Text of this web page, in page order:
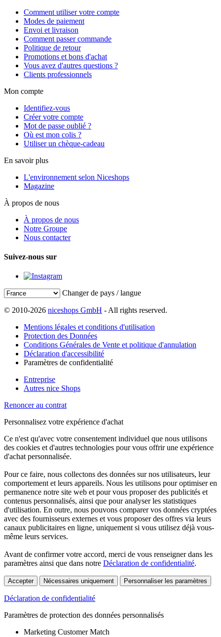
Comment utiliser votre compte
Modes de paiement
Envoi et livraison
Comment passer commande
Politique de retour
Promotions et bons d'achat
Vous avez d'autres questions ?
Clients professionnels
Mon compte
Identifiez-vous
Créer votre compte
Mot de passe oublié ?
Où est mon colis ?
Utiliser un chèque-cadeau
En savoir plus
L'environnement selon Niceshops
Magazine
À propos de nous
À propos de nous
Notre Groupe
Nous contacter
Suivez-nous sur
Changer de pays / langue
© 2010-2026 niceshops GmbH - All rights reserved.
Mentions légales et conditions d'utilisation
Protection des Données
Conditions Générales de Vente et politique d'annulation
Déclaration d'accessibilité
Paramètres de confidentialité
Entreprise
Autres nice Shops
Renoncer au contrat
Personnalisez votre expérience d'achat
Ce n'est qu'avec votre consentement individuel que nous utilisons
des cookies et d'autres technologies pour vous offrir une expérience
d'achat personnalisée.
Pour ce faire, nous collectons des données sur nos utilisateurs, leur
comportement et leurs appareils. Nous les utilisons pour optimiser en
permanence notre site web et pour vous proposer des publicités et
contenus personnalisés, ainsi que pour analyser les statistiques
d'utilisation. En outre, nous pouvons comparer vos données cryptées
avec des fournisseurs externes et vous proposer des offres via leurs
canaux publicitaires en ligne, uniquement si vous utilisez déjà vous-
même leurs services.
Avant de confirmer votre accord, merci de vous renseigner dans les
paramètres ainsi que dans notre Déclaration de confidentialité.
Accepter Nécessaires uniquement Personnaliser les paramètres
Déclaration de confidentialité
Paramètres de protection des données personnalisés
Marketing Customer Match